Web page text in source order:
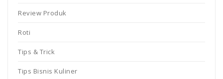
Review Produk
Roti
Tips & Trick
Tips Bisnis Kuliner